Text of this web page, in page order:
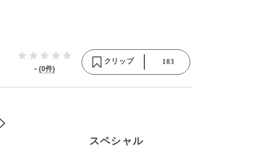
- (0件)
クリップ 183
スペシャル